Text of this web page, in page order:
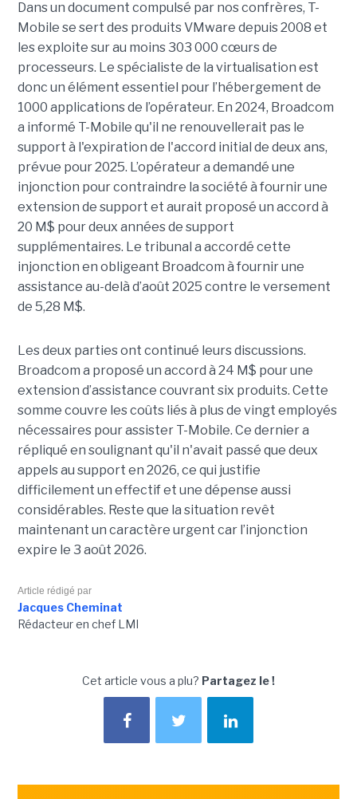
Dans un document compulsé par nos confrères, T-
Mobile se sert des produits VMware depuis 2008 et
les exploite sur au moins 303 000 cœurs de
processeurs. Le spécialiste de la virtualisation est
donc un élément essentiel pour l’hébergement de
1000 applications de l’opérateur. En 2024, Broadcom
a informé T-Mobile qu'il ne renouvellerait pas le
support à l'expiration de l'accord initial de deux ans,
prévue pour 2025. L’opérateur a demandé une
injonction pour contraindre la société à fournir une
extension de support et aurait proposé un accord à
20 M$ pour deux années de support
supplémentaires. Le tribunal a accordé cette
injonction en obligeant Broadcom à fournir une
assistance au-delà d’août 2025 contre le versement
de 5,28 M$.
Les deux parties ont continué leurs discussions.
Broadcom a proposé un accord à 24 M$ pour une
extension d’assistance couvrant six produits. Cette
somme couvre les coûts liés à plus de vingt employés
nécessaires pour assister T-Mobile. Ce dernier a
répliqué en soulignant qu'il n'avait passé que deux
appels au support en 2026, ce qui justifie
difficilement un effectif et une dépense aussi
considérables. Reste que la situation revêt
maintenant un caractère urgent car l’injonction
expire le 3 août 2026.
Article rédigé par
Jacques Cheminat
Rédacteur en chef LMI
Cet article vous a plu? Partagez le !